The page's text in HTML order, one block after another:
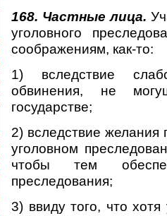
168. Частные лица.
уголовного
соображениям, как-то:
1) вследствие
обвинения, не
государстве;
2) вследствие желания
уголовном
чтобы тем
преследования;
3) ввиду того, что